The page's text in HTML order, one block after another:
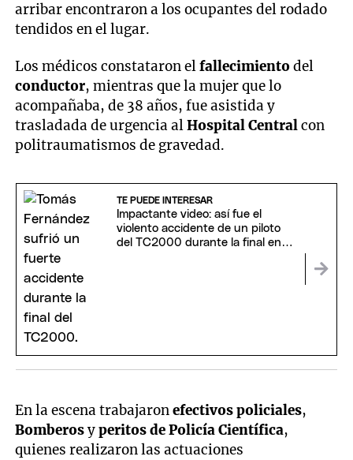
arribar encontraron a los ocupantes del rodado
tendidos en el lugar.
Los médicos constataron elfallecimientodel
conductor, mientras que la mujer que lo
acompañaba, de 38 años, fue asistida y
trasladada de urgencia alHospital Centralcon
politraumatismos de gravedad.
TE PUEDE INTERESAR
Impactante video: así fue el
violento accidente de un piloto
del TC2000 durante la final en
En la escena trabajaronefectivos policiales,
Bomberosyperitos de Policía Científica,
quienes realizaron las actuaciones